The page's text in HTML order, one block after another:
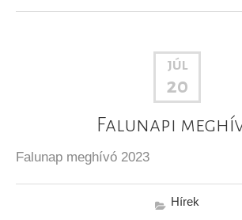
JÚL
20
Falunapi
Falunap meghívó 2023
Hírek